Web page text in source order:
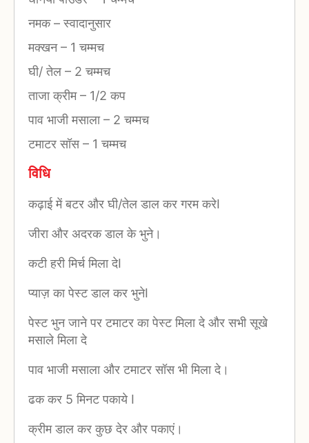
नमक–स्वादानुसार
मक्खन– 1 चम्मच
घी/ तेल – 2 चम्मच
ताजा क्रीम– 1/2 कप
पाव भाजी मसाला– 2 चम्मच
टमाटर सॉस– 1 चम्मच
विधि
कढ़ाई में बटर और घी/तेल डाल कर गरम करेI
जीरा और अदरक डाल के भुने।
कटी हरी मिर्च मिला देI
प्याज़ का पेस्ट डाल कर भुनेI
पेस्ट भुन जाने पर टमाटर का पेस्ट मिला दे और सभी सूखे
मसाले मिला दे
पाव भाजी मसाला और टमाटर सॉस भी मिला दे।
ढक कर 5 मिनट पकाये I
क्रीम डाल कर कुछ देर और पकाएं।